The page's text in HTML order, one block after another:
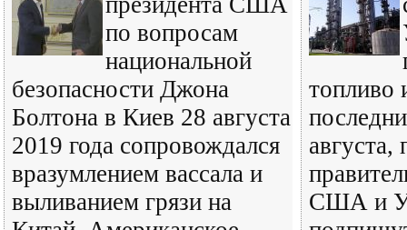
по вопросам
национальной
безопасности Джона
Болтона в Киев 28 августа
2019 года сопровождался
вразумлением вассала и
выливанием грязи на
топливо
августа,
США и